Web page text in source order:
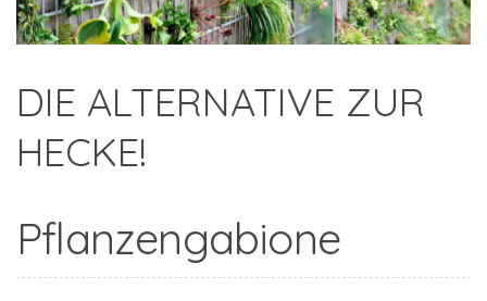
DIE ALTERNATIVE ZUR
HECKE!
Pflanzengabione